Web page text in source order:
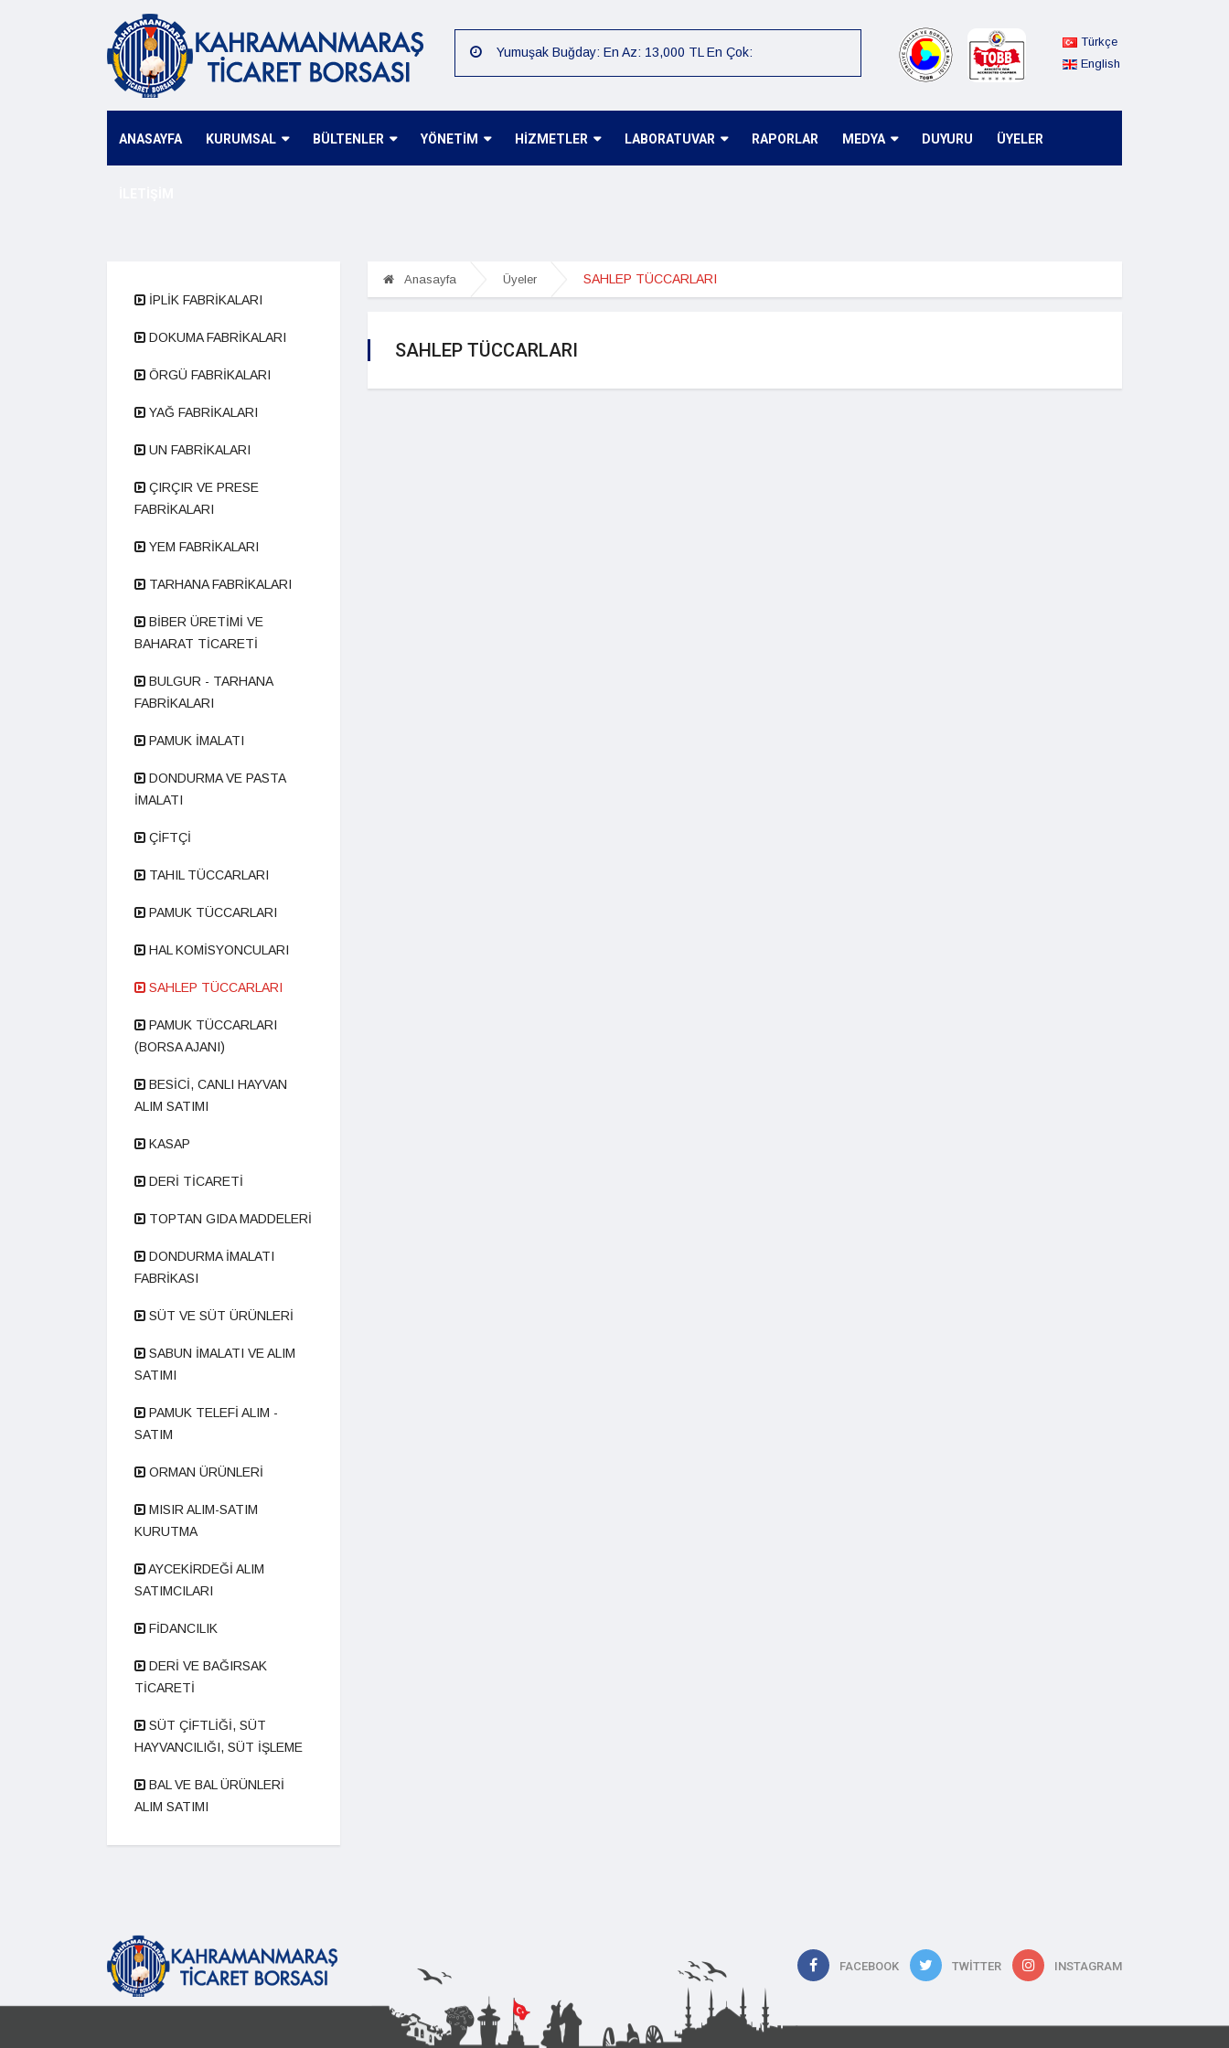
Yumuşak Buğday: En Az: 13,000 TL En Çok:
15,000 TL
Çiğit: En Az: 12,000 TL En Çok: 14,000 TL
Türkçe
English
ANASAYFA KURUMSAL BÜLTENLER YÖNETİM HİZMETLER LABORATUVAR RAPORLAR MEDYA DUYURU ÜYELER
İPLİK FABRİKALARI
DOKUMA FABRİKALARI
ÖRGÜ FABRİKALARI
YAĞ FABRİKALARI
UN FABRİKALARI
ÇIRÇIR VE PRESE
FABRİKALARI
YEM FABRİKALARI
TARHANA FABRİKALARI
BİBER ÜRETİMİ VE
BAHARAT TİCARETİ
BULGUR - TARHANA
FABRİKALARI
PAMUK İMALATI
DONDURMA VE PASTA
İMALATI
ÇİFTÇİ
TAHIL TÜCCARLARI
PAMUK TÜCCARLARI
HAL KOMİSYONCULARI
SAHLEP TÜCCARLARI
PAMUK TÜCCARLARI
(BORSA AJANI)
BESİCİ, CANLI HAYVAN
ALIM SATIMI
KASAP
DERİ TİCARETİ
TOPTAN GIDA MADDELERİ
DONDURMA İMALATI
FABRİKASI
SÜT VE SÜT ÜRÜNLERİ
SABUN İMALATI VE ALIM
SATIMI
PAMUK TELEFİ ALIM -
SATIM
ORMAN ÜRÜNLERİ
MISIR ALIM-SATIM
KURUTMA
AYCEKİRDEĞİ ALIM
SATIMCILARI
FİDANCILIK
DERİ VE BAĞIRSAK
TİCARETİ
SÜT ÇİFTLİĞİ, SÜT
HAYVANCILIĞI, SÜT İŞLEME
BAL VE BAL ÜRÜNLERİ
ALIM SATIMI
Anasayfa Üyeler SAHLEP TÜCCARLARI
SAHLEP TÜCCARLARI
FACEBOOK TWITTER INSTAGRAM